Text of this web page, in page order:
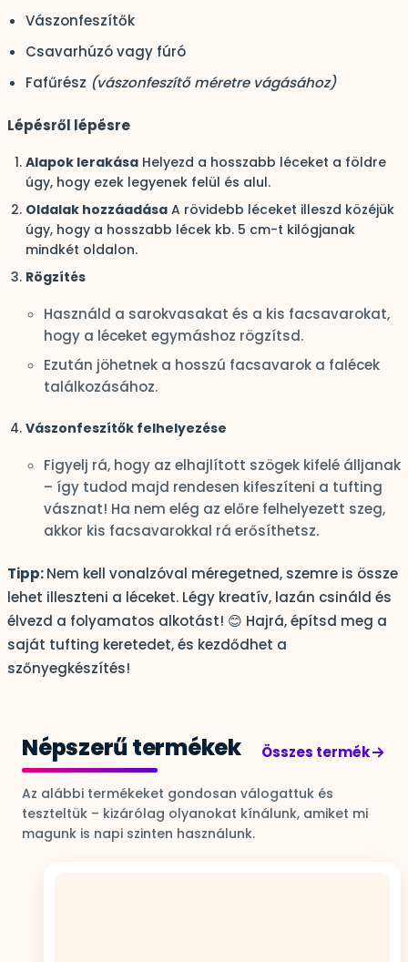
Vászonfeszítők
Csavarhúzó vagy fúró
Fafűrész (vászonfeszítő méretre vágásához)
Lépésről lépésre
Alapok lerakása Helyezd a hosszabb léceket a földre
úgy, hogy ezek legyenek felül és alul.
Oldalak hozzáadása A rövidebb léceket illeszd közéjük
úgy, hogy a hosszabb lécek kb. 5 cm-t kilógjanak
mindkét oldalon.
Rögzítés
Használd a sarokvasakat és a kis facsavarokat,
hogy a léceket egymáshoz rögzítsd.
Ezután jöhetnek a hosszú facsavarok a falécek
találkozásához.
Vászonfeszítők felhelyezése
Figyelj rá, hogy az elhajlított szögek kifelé álljanak
– így tudod majd rendesen kifeszíteni a tufting
vásznat! Ha nem elég az előre felhelyezett szeg,
akkor kis facsavarokkal rá erősíthetsz.
Tipp:Nem kell vonalzóval méregetned, szemre is össze
lehet illeszteni a léceket. Légy kreatív, lazán csináld és
élvezd a folyamatos alkotást! 😊 Hajrá, építsd meg a
saját tufting keretedet, és kezdődhet a
szőnyegkészítés!
Népszerű termékek Összes termék
Az alábbi termékeket gondosan válogattuk és
teszteltük – kizárólag olyanokat kínálunk, amiket mi
magunk is napi szinten használunk.